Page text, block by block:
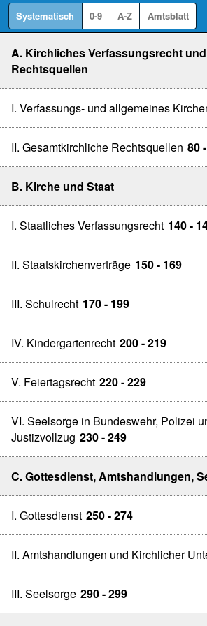
Systematisch 0-9 A-Z Amtsblatt
A. Kirchliches Verfassungsrecht
Rechtsquellen
I. Verfassungs- und allgemeines
II. Gesamtkirchliche Rechtsquellen 80
B. Kirche und Staat
I. Staatliches Verfassungsrecht 140 -
II. Staatskirchenverträge 150 - 169
III. Schulrecht 170 - 199
IV. Kindergartenrecht 200 - 219
V. Feiertagsrecht 220 - 229
VI. Seelsorge in Bundeswehr, Polizei
Justizvollzug 230 - 249
C. Gottesdienst, Amtshandlungen,
I. Gottesdienst 250 - 274
II. Amtshandlungen und Kirchlicher
III. Seelsorge 290 - 299